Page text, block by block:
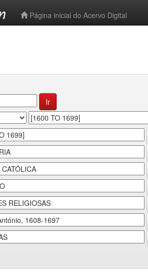
Página inicial do Acervo Digital